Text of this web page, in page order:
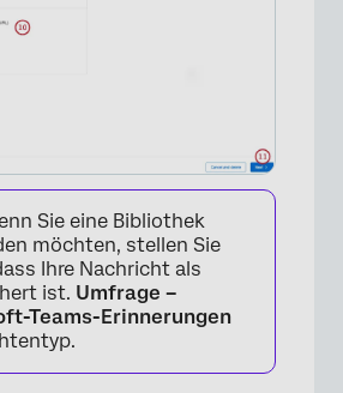
Sie eine Bibliothek
möchten, stellen Sie
Ihre Nachricht als
ist. Umfrage –
Teams-Erinnerungen